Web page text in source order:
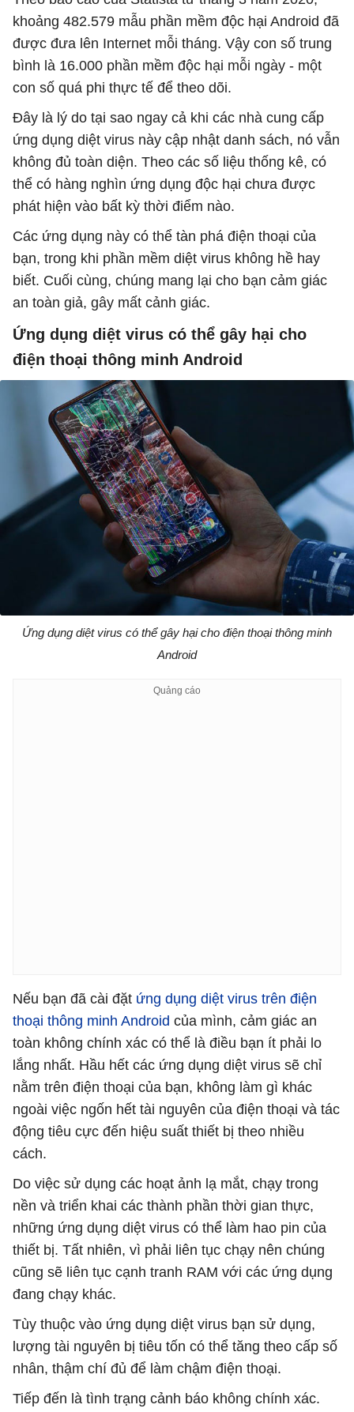
khoảng 482.579 mẫu phần mềm độc hại Android đã
được đưa lên Internet mỗi tháng. Vậy con số trung
bình là 16.000 phần mềm độc hại mỗi ngày - một
con số quá phi thực tế để theo dõi.
Đây là lý do tại sao ngay cả khi các nhà cung cấp
ứng dụng diệt virus này cập nhật danh sách, nó vẫn
không đủ toàn diện. Theo các số liệu thống kê, có
thể có hàng nghìn ứng dụng độc hại chưa được
phát hiện vào bất kỳ thời điểm nào.
Các ứng dụng này có thể tàn phá điện thoại của
bạn, trong khi phần mềm diệt virus không hề hay
biết. Cuối cùng, chúng mang lại cho bạn cảm giác
an toàn giả, gây mất cảnh giác.
Ứng dụng diệt virus có thể gây hại cho
điện thoại thông minh Android
Ứng dụng diệt virus có thể gây hại cho điện thoại thông minh
Android
Nếu bạn đã cài đặt ứng dụng diệt virus trên điện
thoại thông minh Android của mình, cảm giác an
toàn không chính xác có thể là điều bạn ít phải lo
lắng nhất. Hầu hết các ứng dụng diệt virus sẽ chỉ
nằm trên điện thoại của bạn, không làm gì khác
ngoài việc ngốn hết tài nguyên của điện thoại và tác
động tiêu cực đến hiệu suất thiết bị theo nhiều
cách.
Do việc sử dụng các hoạt ảnh lạ mắt, chạy trong
nền và triển khai các thành phần thời gian thực,
những ứng dụng diệt virus có thể làm hao pin của
thiết bị. Tất nhiên, vì phải liên tục chạy nên chúng
cũng sẽ liên tục cạnh tranh RAM với các ứng dụng
đang chạy khác.
Tùy thuộc vào ứng dụng diệt virus bạn sử dụng,
lượng tài nguyên bị tiêu tốn có thể tăng theo cấp số
nhân, thậm chí đủ để làm chậm điện thoại.
Tiếp đến là tình trạng cảnh báo không chính xác.